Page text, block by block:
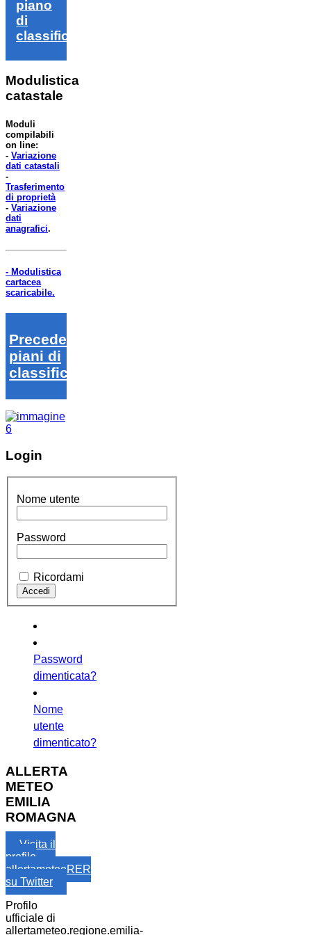
piano
di
classifica
Modulistica
catastale
Moduli
compilabili
on line:
- Variazione
dati catastali
-
Trasferimento
di proprietà
- Variazione
dati
anagrafici.
- Modulistica
cartacea
scaricabile.
Precedenti
piani di
classifica
Login
Nome utente
Password
Ricordami
Password
dimenticata?
Nome
utente
dimenticato?
ALLERTA
METEO
EMILIA
ROMAGNA
Visita il
profilo
allertameteoRER
su Twitter
Profilo
ufficiale di
allertameteo.regione.emilia-